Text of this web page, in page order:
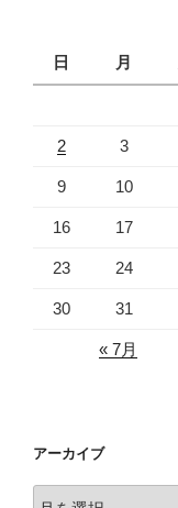
日
月
2 3
9 10
16 17
23 24
30 31
« 7月
アーカイブ